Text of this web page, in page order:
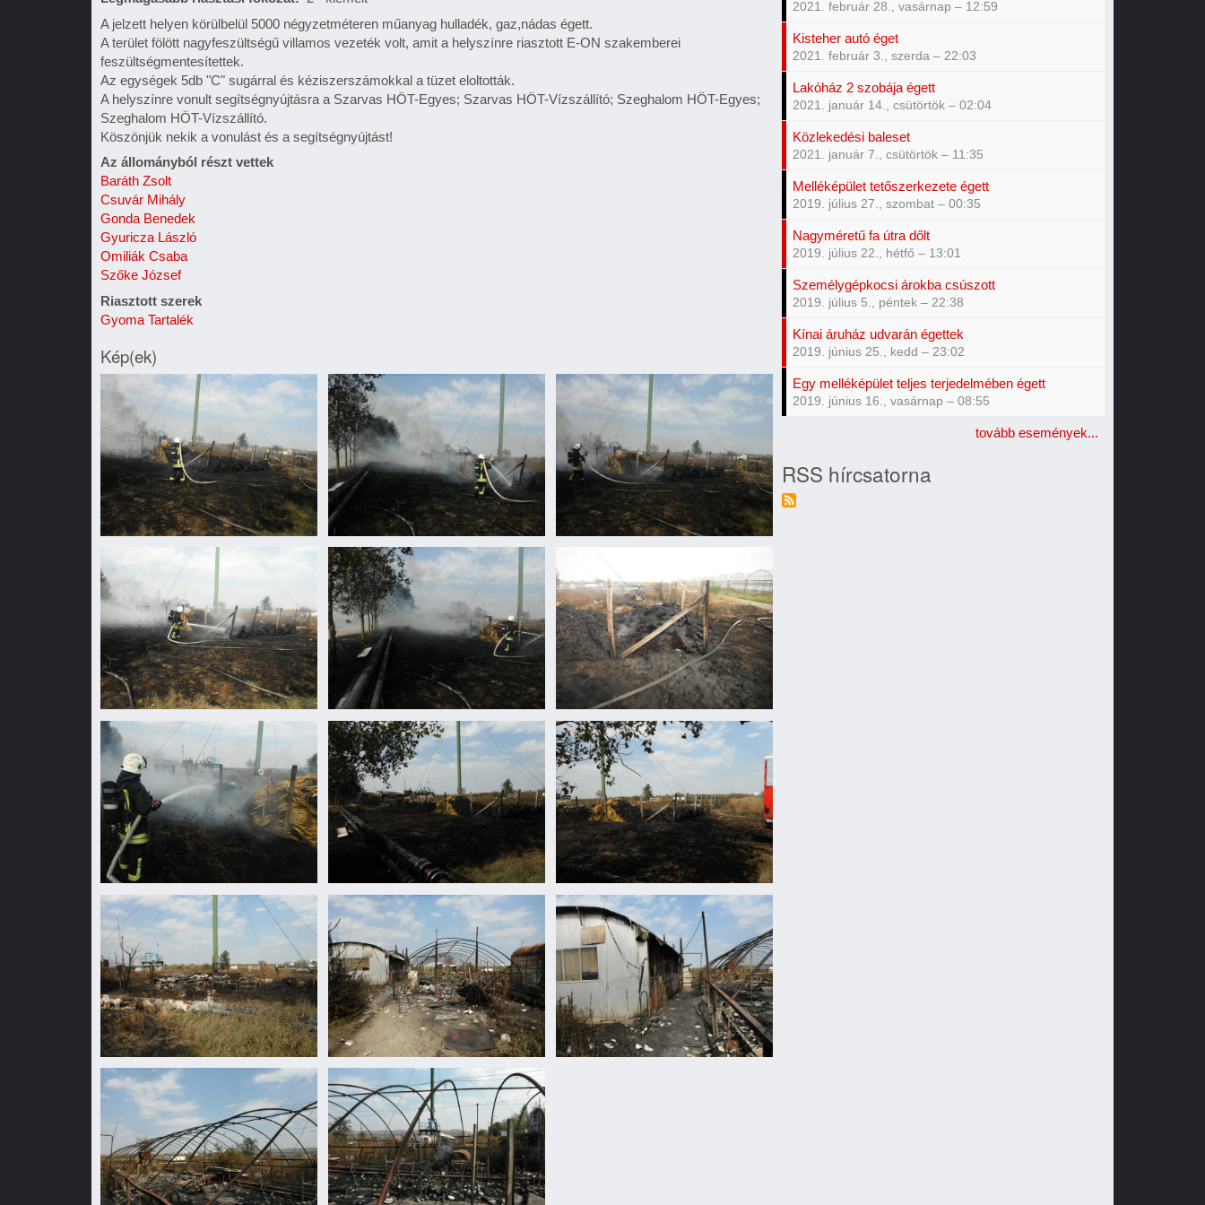
A jelzett helyen körülbelül 5000 négyzetméteren műanyag hulladék, gaz,nádas égett.
A terület fölött nagyfeszültségű villamos vezeték volt, amit a helyszínre riasztott E-ON szakemberei
feszültségmentesítettek.
Az egységek 5db "C" sugárral és kéziszerszámokkal a tüzet eloltották.
A helyszínre vonult segítségnyújtásra a Szarvas HÖT-Egyes; Szarvas HÖT-Vízszállító; Szeghalom HÖT-Egyes;
Szeghalom HÖT-Vízszállító.
Köszönjük nekik a vonulást és a segítségnyújtást!
Az állományból részt vettek
Baráth Zsolt
Csuvár Mihály
Gonda Benedek
Gyuricza László
Omiliák Csaba
Szőke József
Riasztott szerek
Gyoma Tartalék
Kép(ek)
hulladék
égett
Nagylaposon
hulladék
égett
égett
Nagylaposon
hulladék
égett
Nagylaposon
hulladék
égett
Nagylaposon
hulladék
égett
Nagylaposon
hulladék
égett
Nagylaposon
hulladék
égett
Nagylaposon
hulladék
égett
Nagylaposon
hulladék
égett
Nagylaposon
hulladék
égett
2021. február 28., vasárnap – 12:59
Kisteher autó éget
2021. február 3., szerda – 22:03
Lakóház 2 szobája égett
2021. január 14., csütörtök – 02:04
Közlekedési baleset
2021. január 7., csütörtök – 11:35
Melléképület tetőszerkezete égett
2019. július 27., szombat – 00:35
Nagyméretű fa útra dőlt
2019. július 22., hétfő – 13:01
Személygépkocsi árokba csúszott
2019. július 5., péntek – 22:38
Kínai áruház udvarán égettek
2019. június 25., kedd – 23:02
Egy melléképület teljes terjedelmében égett
2019. június 16., vasárnap – 08:55
tovább események...
RSS hírcsatorna